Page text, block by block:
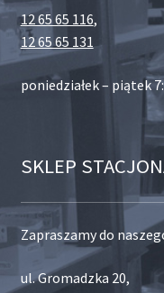
12 65 65 116,
12 65 65 131
poniedziałek – piątek
SKLEP
Zapraszamy do
ul. Gromadzka 20,